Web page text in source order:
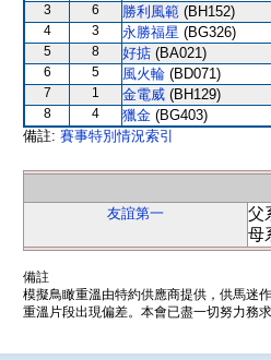
3 6 勝利風範 (BH152)
4 3 永勝福星 (BG326)
5 8 好掂 (BA021)
6 5 風火輪 (BD071)
7 1 金電威 (BH129)
8 4 獵金 (BG403)
備註: 賽事特別情況索引
友誼第一
父
母
備註
模擬鳥瞰重溫由特約供應商提供，供馬迷
重溫片段出現偏差。本會已盡一切努力務